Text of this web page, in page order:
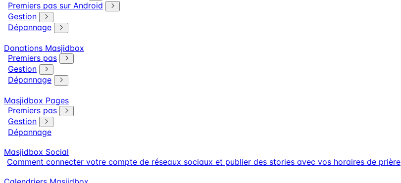
Premiers pas sur Android
Gestion
Dépannage
Donations Masjidbox
Premiers pas
Gestion
Dépannage
Masjidbox Pages
Premiers pas
Gestion
Dépannage
Masjidbox Social
Comment connecter votre compte de réseaux sociaux et publier des stories avec vos horaires de prière